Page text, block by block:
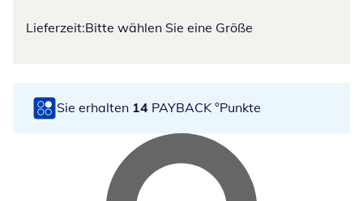
Lieferzeit:Bitte wählen Sie eine Größe
Sie erhalten 14 PAYBACK °Punkte